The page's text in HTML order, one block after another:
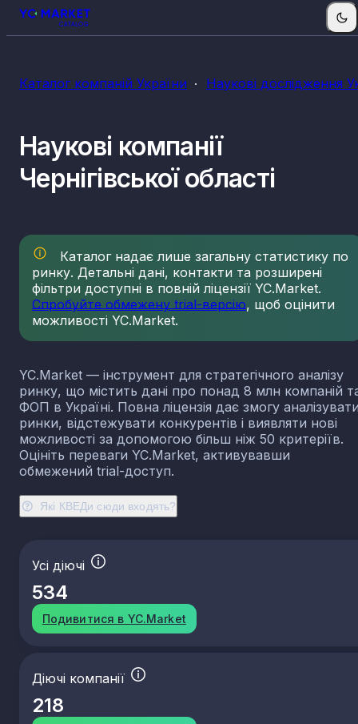
Каталог компаній України Наукові дослідження
Які КВЕДи сюди входять?
Наукові компанії
Чернігівської області
Каталог надає лише загальну статистику по
ринку. Детальні дані, контакти та розширені
фільтри доступні в повній ліцензії YC.Market.
Спробуйте обмежену trial-версію, щоб оцінити
можливості YC.Market.
YC.Market — інструмент для стратегічного аналізу
ринку, що містить дані про понад 8 млн компаній
ФОП в Україні. Повна ліцензія дає змогу
ринки, відстежувати конкурентів і виявляти нові
можливості за допомогою більш ніж 50 критеріїв.
Оцініть переваги YC.Market, активувавши
обмежений trial-доступ.
Усі діючі
534
Подивитися в YC.Market
Діючі компанії
218
КВЕДи наукових досліджень
71.20 Технічні випробування та дослідження
Дослідження й експериментальні розробки у
біотехнологій
72.20 Дослідження й експериментальні розробки у